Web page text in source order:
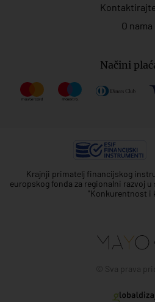
O nama
Načini
Krajnji primatelj financijskog
europskog fonda za regionalni razvoj
"Konkurentnost i
© Sva prava